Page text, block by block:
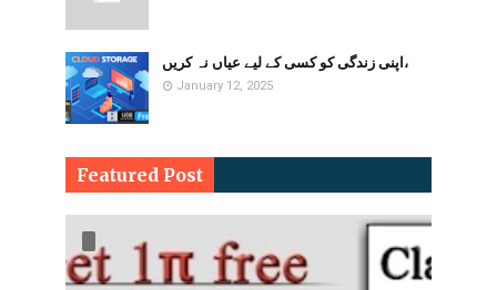
اپنی زندگی کو کسی کے لیے عیاں نہ کریں،
January 12, 2025
Featured Post